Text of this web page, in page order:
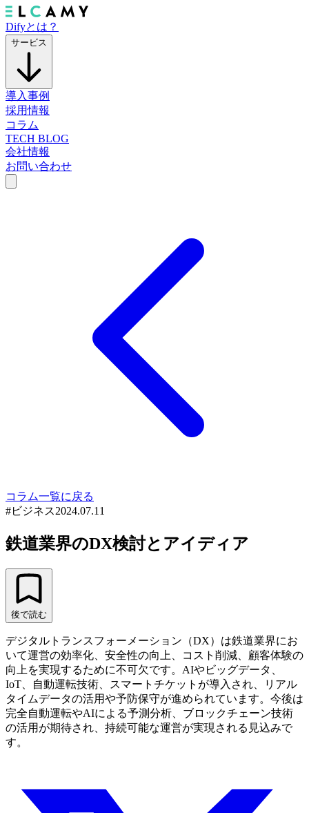
Difyとは？
サービス
導入事例
採用情報
コラム
TECH BLOG
会社情報
お問い合わせ
コラム一覧に戻る
#ビジネス2024.07.11
鉄道業界のDX検討とアイディア
後で読む
デジタルトランスフォーメーション（DX）は鉄道業界にお
いて運営の効率化、安全性の向上、コスト削減、顧客体験の
向上を実現するために不可欠です。AIやビッグデータ、
IoT、自動運転技術、スマートチケットが導入され、リアル
タイムデータの活用や予防保守が進められています。今後は
完全自動運転やAIによる予測分析、ブロックチェーン技術
の活用が期待され、持続可能な運営が実現される見込みで
す。